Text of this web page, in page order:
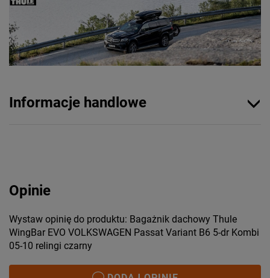
Informacje handlowe
Opinie
Wystaw opinię do produktu: Bagażnik dachowy Thule
WingBar EVO VOLKSWAGEN Passat Variant B6 5-dr Kombi
05-10 relingi czarny